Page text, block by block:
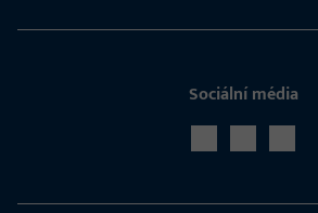
Sociální média